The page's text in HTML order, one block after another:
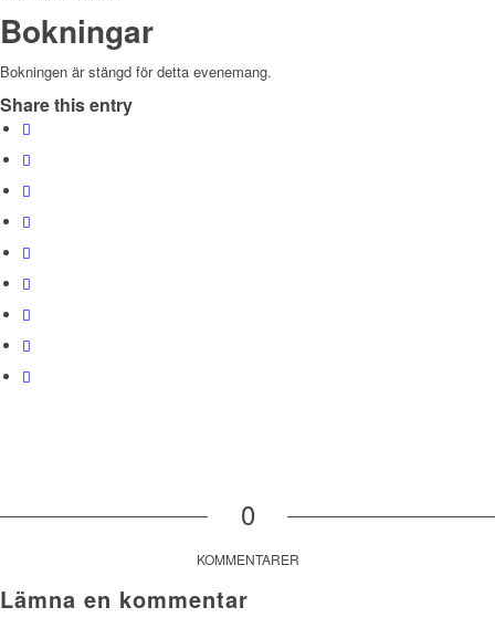
Bokningar
Bokningen är stängd för detta evenemang.
Share this entry
0
KOMMENTARER
Lämna en kommentar